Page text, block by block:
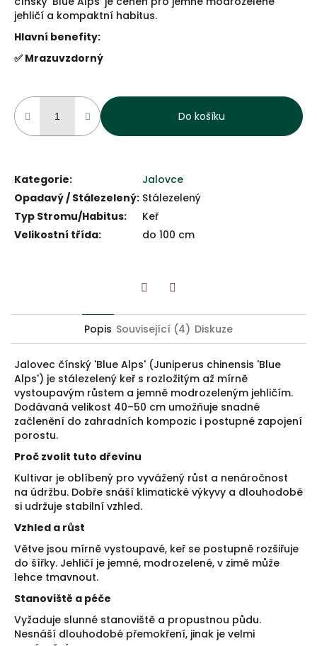
Do košíku
jehličí a kompaktní habitus.
Hlavní benefity:
✅ Mrazuvzdorný
Kategorie:
Jalovce
Opadavý / Stálezelený: Stálezelený
Typ Stromu/Habitus:
Keř
Velikostní třída: do 100 cm
Popis Související (4) Diskuze
Jalovec čínský 'Blue Alps' (Juniperus chinensis 'Blue
Alps') je stálezelený keř s rozložitým až mírně
vystoupavým růstem a jemně modrozeleným jehličím.
Dodávaná velikost 40–50 cm umožňuje snadné
začlenění do zahradních kompozic i postupné zapojení
porostu.
Proč zvolit tuto dřevinu
Kultivar je oblíbený pro vyvážený růst a nenáročnost
na údržbu. Dobře snáší klimatické výkyvy a dlouhodobě
si udržuje stabilní vzhled.
Vzhled a růst
Větve jsou mírně vystoupavé, keř se postupně rozšiřuje
do šířky. Jehličí je jemné, modrozelené, v zimě může
lehce tmavnout.
Stanoviště a péče
Vyžaduje slunné stanoviště a propustnou půdu.
Nesnáší dlouhodobé přemokření, jinak je velmi